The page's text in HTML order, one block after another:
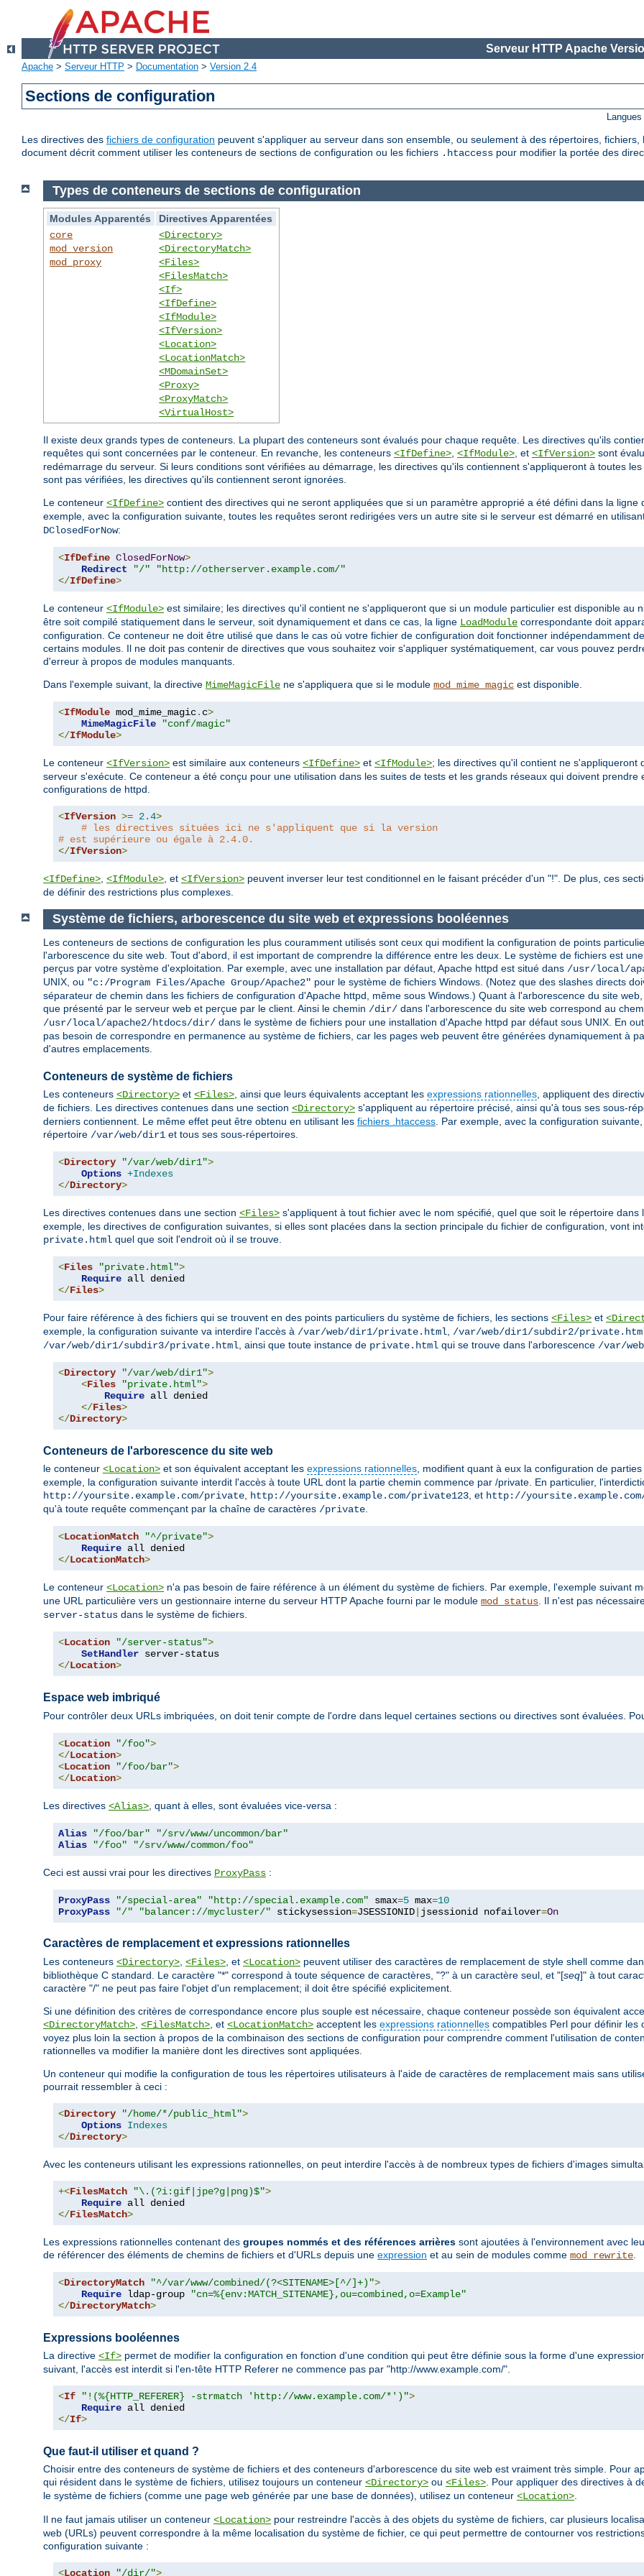
Serveur HTTP Apache
Apache > Serveur HTTP > Documentation > Version 2.4
Sections de configuration
Les directives des fichiers de configuration peuvent s'appliquer au serveur dans son ensemble, ou seulement à des répertoires,
document décrit comment utiliser les conteneurs de sections de configuration ou les fichiers .htaccess pour modifier la portée des
Types de conteneurs de sections de configuration
Modules Apparentés
Directives Apparentées
core
mod_version
mod_proxy
<Directory>
<DirectoryMatch>
<Files>
<FilesMatch>
<If>
<IfDefine>
<IfModule>
<IfVersion>
<Location>
<LocationMatch>
<MDomainSet>
<Proxy>
<ProxyMatch>
<VirtualHost>
Il existe deux grands types de conteneurs. La plupart des conteneurs sont évalués pour chaque requête. Les directives qu'ils
requêtes qui sont concernées par le conteneur. En revanche, les conteneurs <IfDefine> <IfModule> , et <IfVersion> sont
redémarrage du serveur. Si leurs conditions sont vérifiées au démarrage, les directives qu'ils contiennent s'appliqueront à toutes
sont pas vérifiées, les directives qu'ils contiennent seront ignorées.
Le conteneur <IfDefine> contient des directives qui ne seront appliquées que si un paramètre approprié a été défini dans la ligne
exemple, avec la configuration suivante, toutes les requêtes seront redirigées vers un autre site si le serveur est démarré en
DClosedForNow:
<IfDefine ClosedForNow>
Redirect
"/"
"http://otherserver.example.com/"
</IfDefine>
Le conteneur <IfModule> est similaire; les directives qu'il contient ne s'appliqueront que si un module particulier est disponible au
être soit compilé statiquement dans le serveur, soit dynamiquement et dans ce cas, la ligne LoadModule correspondante doit
configuration. Ce conteneur ne doit être utilisé que dans le cas où votre fichier de configuration doit fonctionner indépendamment
certains modules. Il ne doit pas contenir de directives que vous souhaitez voir s'appliquer systématiquement, car vous pouvez
d'erreur à propos de modules manquants.
Dans l'exemple suivant, la directive MimeMagicFile ne s'appliquera que si le module mod_mime_magic est disponible.
<IfModule mod_mime_magic. c>
MimeMagicFile
"conf/magic"
</IfModule>
Le conteneur <IfVersion> est similaire aux conteneurs <IfDefine> et <IfModule>; les directives qu'il contient ne s'appliqueront
serveur s'exécute. Ce conteneur a été conçu pour une utilisation dans les suites de tests et les grands réseaux qui doivent prendre
configurations de httpd.
<IfVersion >= 2.4>
# les directives situées ici ne s'appliquent que si la version
# est supérieure ou égale à 2.4.0.
</IfVersion>
<IfDefine> <IfModule> , et <IfVersion> peuvent inverser leur test conditionnel en le faisant précéder d'un "!". De plus, ces
de définir des restrictions plus complexes.
Système de fichiers, arborescence du site web et expressions booléennes
Les conteneurs de sections de configuration les plus couramment utilisés sont ceux qui modifient la configuration de points
l'arborescence du site web. Tout d'abord, il est important de comprendre la différence entre les deux. Le système de fichiers est
perçus par votre système d'exploitation. Par exemple, avec une installation par défaut, Apache httpd est situé dans /usr/local/
UNIX, ou "c:/Program Files/Apache Group/Apache2" pour le système de fichiers Windows. (Notez que des slashes directs
séparateur de chemin dans les fichiers de configuration d'Apache httpd, même sous Windows.) Quant à l'arborescence du site
que présenté par le serveur web et perçue par le client. Ainsi le chemin /dir/ dans l'arborescence du site web correspond au
/usr/local/apache2/htdocs/dir/ dans le système de fichiers pour une installation d'Apache httpd par défaut sous UNIX. En
pas besoin de correspondre en permanence au système de fichiers, car les pages web peuvent être générées dynamiquement à
d'autres emplacements.
Conteneurs de système de fichiers
Les conteneurs <Directory> et <Files>, ainsi que leurs équivalents acceptant les expressions rationnelles, appliquent des
de fichiers. Les directives contenues dans une section <Directory> s'appliquent au répertoire précisé, ainsi qu'à tous ses sous-
derniers contiennent. Le même effet peut être obtenu en utilisant les fichiers .htaccess. Par exemple, avec la configuration
répertoire /var/web/dir1 et tous ses sous-répertoires.
<Directory "/var/web/dir1">
Options +Indexes
</Directory>
Les directives contenues dans une section <Files> s'appliquent à tout fichier avec le nom spécifié, quel que soit le répertoire dans
exemple, les directives de configuration suivantes, si elles sont placées dans la section principale du fichier de configuration, vont
private.html quel que soit l'endroit où il se trouve.
<Files "private.html">
Require
</Files>
Pour faire référence à des fichiers qui se trouvent en des points particuliers du système de fichiers, les sections <Files> et
exemple, la configuration suivante va interdire l'accès à /var/web/dir1/private.html, /var/web/dir1/subdir2/
/var/web/dir1/subdir3/private.html, ainsi que toute instance de private.html qui se trouve dans l'arborescence /var/
<Directory "/var/web/dir1">
<Files "private.html">
Require all denied
</Files>
</Directory>
Conteneurs de l'arborescence du site web
le conteneur <Location> et son équivalent acceptant les expressions rationnelles, modifient quant à eux la configuration de
exemple, la configuration suivante interdit l'accès à toute URL dont la partie chemin commence par /private. En particulier,
http://yoursite.example.com/private, http://yoursite.example.com/private123, et http://
qu'à toute requête commençant par la chaîne de caractères /private.
<LocationMatch "^/private">
Require
</LocationMatch>
Le conteneur <Location> n'a pas besoin de faire référence à un élément du système de fichiers. Par exemple, l'exemple suivant
une URL particulière vers un gestionnaire interne du serveur HTTP Apache fourni par le module mod_status. Il n'est pas
server-status dans le système de fichiers.
<Location "/server-status">
SetHandler
</Location>
Espace web imbriqué
Pour contrôler deux URLs imbriquées, on doit tenir compte de l'ordre dans lequel certaines sections ou directives sont évaluées.
<Location "/foo">
</Location>
<Location "/foo/bar">
</Location>
Les directives <Alias> , quant à elles, sont évaluées vice-versa :
Alias "/foo/bar"
"/srv/www/uncommon/bar"
Alias
"/foo" "/srv/www/common/foo"
Ceci est aussi vrai pour les directives ProxyPass :
ProxyPass "/special-area" "http://special.example.com" smax=5 max=10
ProxyPass
"/" "balancer://mycluster/" stickysession=JSESSIONID jsessionid nofailover=On
Caractères de remplacement et expressions rationnelles
Les conteneurs <Directory> <Files> , et <Location> peuvent utiliser des caractères de remplacement de style shell comme
bibliothèque C standard. Le caractère "*" correspond à toute séquence de caractères, "?" à un caractère seul, et "[seq]" à tout
caractère "/" ne peut pas faire l'objet d'un remplacement; il doit être spécifié explicitement.
Si une définition des critères de correspondance encore plus souple est nécessaire, chaque conteneur possède son équivalent
<DirectoryMatch> <FilesMatch> , et <LocationMatch> acceptent les expressions rationnelles compatibles Perl pour définir les
voyez plus loin la section à propos de la combinaison des sections de configuration pour comprendre comment l'utilisation de
rationnelles va modifier la manière dont les directives sont appliquées.
Un conteneur qui modifie la configuration de tous les répertoires utilisateurs à l'aide de caractères de remplacement mais sans
pourrait ressembler à ceci :
<Directory "/home/*/public_html">
Options Indexes
</Directory>
Avec les conteneurs utilisant les expressions rationnelles, on peut interdire l'accès à de nombreux types de fichiers d'images
+<FilesMatch "\.(?i:gif|jpe?g|png)$">
Require
</FilesMatch>
Les expressions rationnelles contenant des groupes nommés et des références arrières sont ajoutées à l'environnement avec
de référencer des éléments de chemins de fichiers et d'URLs depuis une expression et au sein de modules comme mod_rewrite
<DirectoryMatch "^/var/www/combined/(?<SITENAME>[^/]+)">
Require ldap-group
"cn=%{env:MATCH_SITENAME},ou=combined,o=Example"
</DirectoryMatch>
Expressions booléennes
La directive <If> permet de modifier la configuration en fonction d'une condition qui peut être définie sous la forme d'une
suivant, l'accès est interdit si l'en-tête HTTP Referer ne commence pas par "http://www.example.com/".
<If "!(%{HTTP_REFERER} -strmatch 'http://www.example.com/*')">
Require
</If>
Que faut-il utiliser et quand ?
Choisir entre des conteneurs de système de fichiers et des conteneurs d'arborescence du site web est vraiment très simple. Pour
qui résident dans le système de fichiers, utilisez toujours un conteneur <Directory> ou <Files> . Pour appliquer des directives à
le système de fichiers (comme une page web générée par une base de données), utilisez un conteneur <Location>
Il ne faut jamais utiliser un conteneur <Location> pour restreindre l'accès à des objets du système de fichiers, car plusieurs
web (URLs) peuvent correspondre à la même localisation du système de fichier, ce qui peut permettre de contourner vos
configuration suivante :
<Location "/dir/">